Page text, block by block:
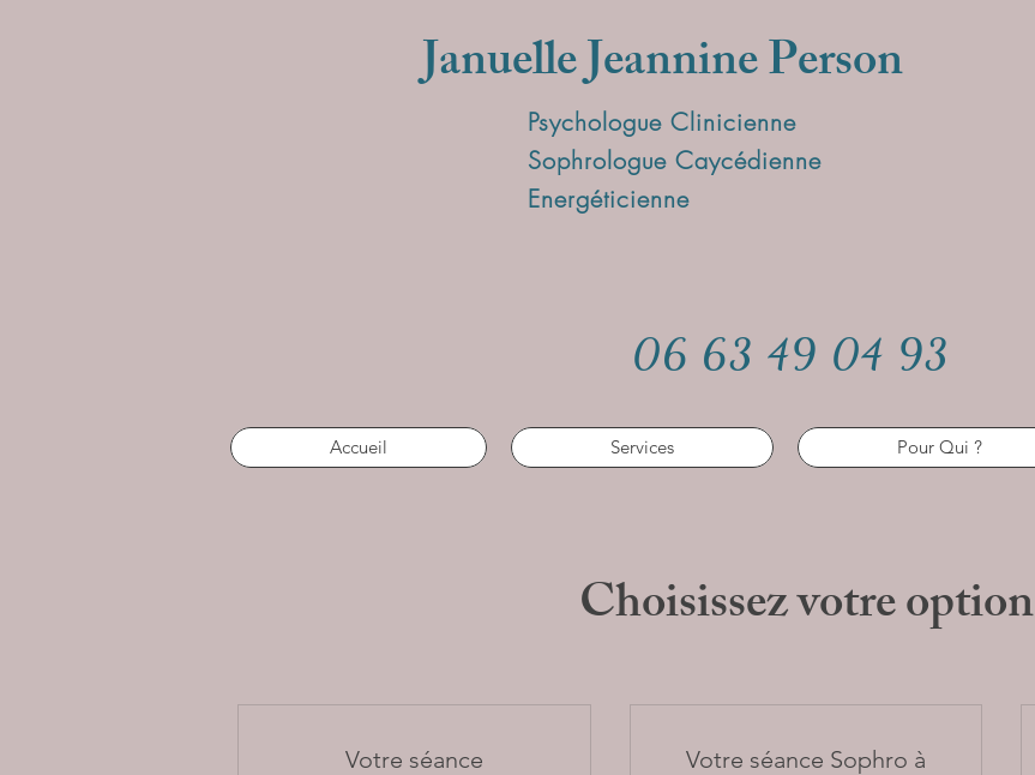
Januelle Jeannine Person
Psychologue Clinicienne
Sophrologue Caycédienne
Energéticienne
06 63 49 04 93
Accueil Services Pour Qui ?
Choisissez votre option
Votre séance
Votre séance Sophro à